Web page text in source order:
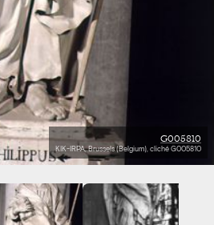
G005810
KIK-IRPA, Brussels (Belgium), cliché G005810